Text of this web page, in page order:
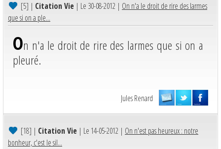
[5] | Citation Vie | Le 30-08-2012 | On n'a le droit de rire des larmes
que si on a ple...
On n'a le droit de rire des larmes que si on a
pleuré.
Jules Renard
[18] | Citation Vie | Le 14-05-2012 | On n'est pas heureux : notre
bonheur, c'est le sil...